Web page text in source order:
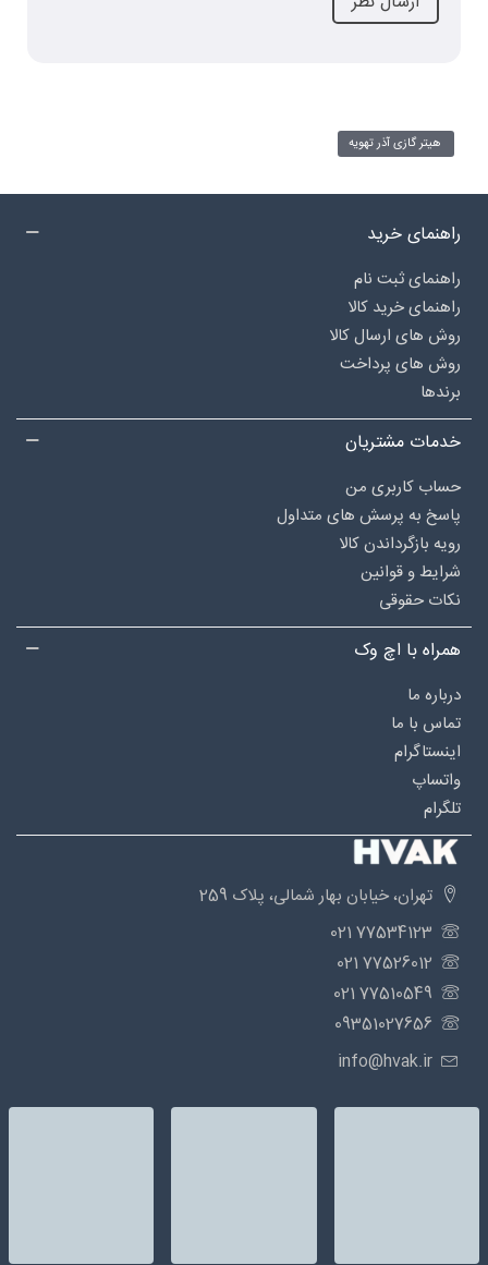
هیتر گازی آذر تهویه
راهنمای خرید
راهنمای ثبت نام
راهنمای خرید کالا
روش های ارسال کالا
روش های پرداخت
برندها
خدمات مشتریان
حساب کاربری من
پاسخ به پرسش های متداول
رویه بازگرداندن کالا
شرایط و قوانین
نکات حقوقی
همراه با اچ وک
درباره‌ ما
تماس با ما
اینستاگرام
واتساپ
تلگرام
تهران، خیابان بهار شمالی، پلاک 259
77534123 021
77526012 021
77510549 021
09351027656
info@hvak.ir